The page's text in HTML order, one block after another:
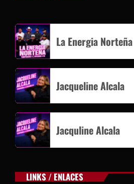
La Energia Norteña
Jacqueline Alcala
Jacquline Alcala
LINKS / ENLACES